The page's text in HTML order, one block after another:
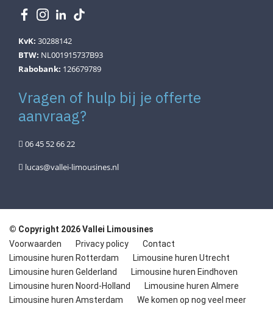
KvK: 30288142
BTW: NL001915737B93
Rabobank: 126679789
Vragen of hulp bij je offerte
aanvraag?
06 45 52 66 22
lucas@vallei-limousines.nl
© Copyright 2026 Vallei Limousines
Voorwaarden
Privacy policy
Contact
Limousine huren Rotterdam
Limousine huren Utrecht
Limousine huren Gelderland
Limousine huren Eindhoven
Limousine huren Noord-Holland
Limousine huren Almere
Limousine huren Amsterdam
We komen op nog veel meer